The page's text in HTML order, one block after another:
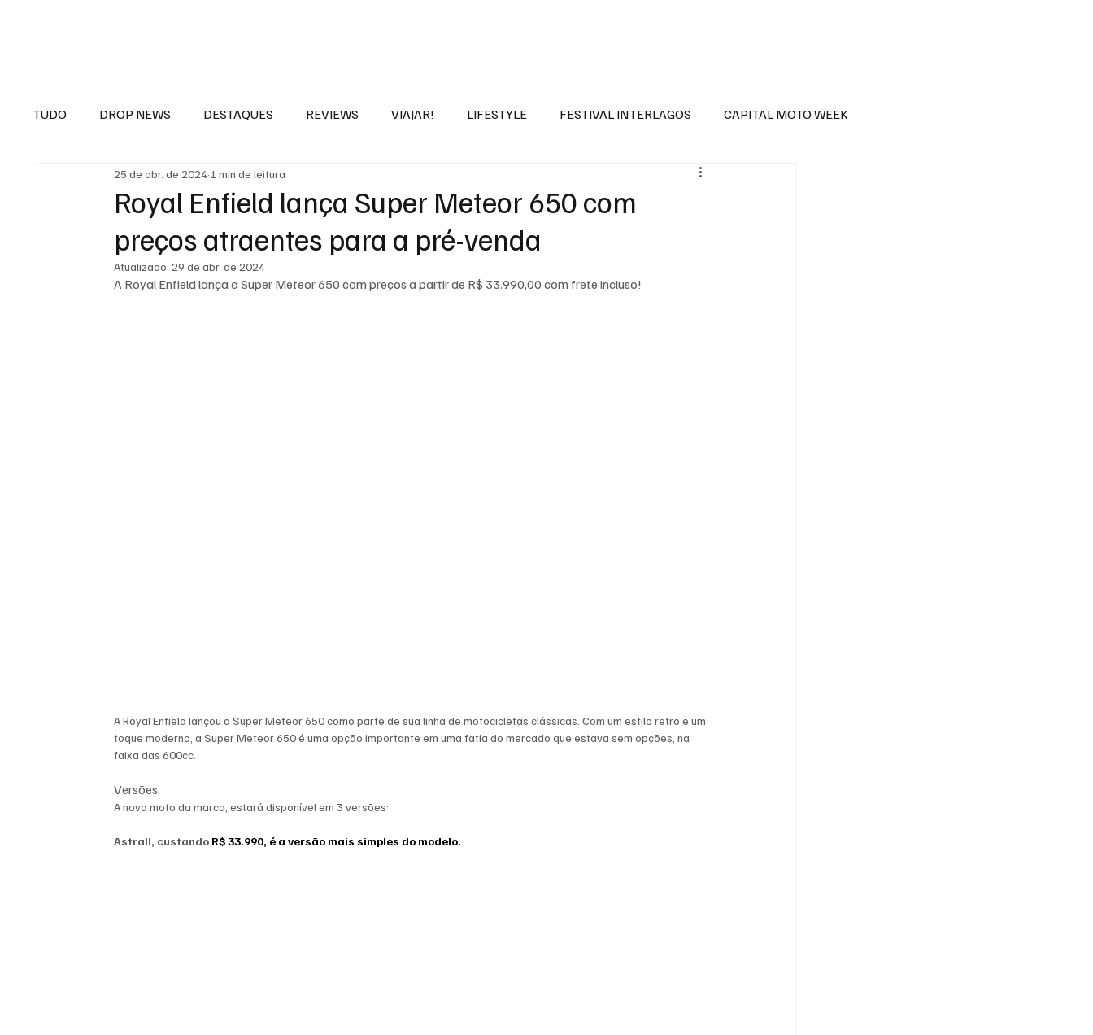
TUDO DROP NEWS DESTAQUES REVIEWS VIAJAR! LIFESTYLE FESTIVAL INTERLAGOS CAPITAL MOTO WEEK
Royal Enfield lança Super Meteor 650 com
preços atraentes para a pré-venda
25 de abr. de 2024 1 min de leitura
Atualizado:29 de abr. de 2024
A Royal Enfield lança a Super Meteor 650 com preços a partir de R$ 33.990,00 com frete incluso!
A Royal Enfield lançou a Super Meteor 650 como parte de sua linha de motocicletas clássicas. Com um estilo retro e um
toque moderno, a Super Meteor 650 é uma opção importante em uma fatia do mercado que estava sem opções, na
faixa das 600cc.
Versões
A nova moto da marca, estará disponível em 3 versões:
Astrall, custando R$ 33.990, é a versão mais simples do modelo.